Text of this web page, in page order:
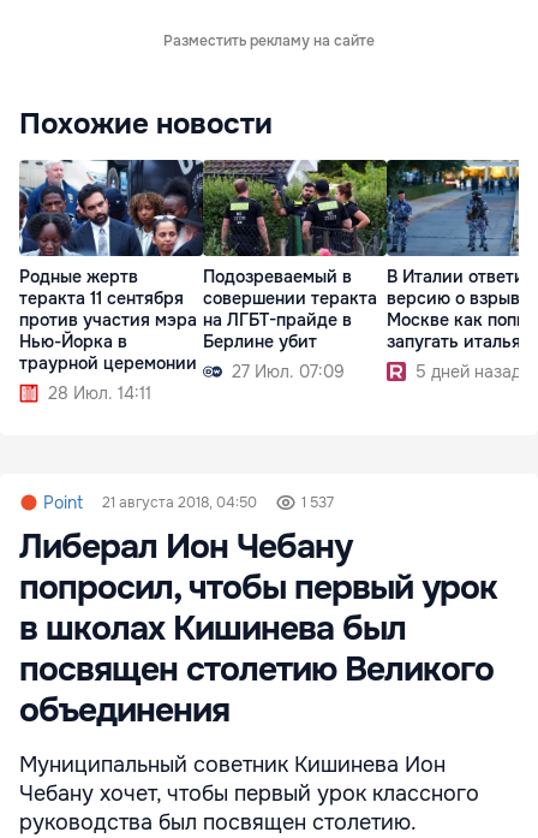
Разместить рекламу на сайте
Похожие новости
Родные жертв
теракта 11 сентября
против участия мэра
Нью-Йорка в
траурной церемонии
28 Июл. 14:11
Подозреваемый в
совершении теракта
на ЛГБТ-прайде в
Берлине убит
27 Июл. 07:09
В Италии
версию о взрыве
Москве как
запугать
5 дней назад
Point 21 августа 2018, 04:50 1 537
Либерал Ион Чебану
попросил, чтобы первый урок
в школах Кишинева был
посвящен столетию Великого
объединения
Муниципальный советник Кишинева Ион
Чебану хочет, чтобы первый урок классного
руководства был посвящен столетию.